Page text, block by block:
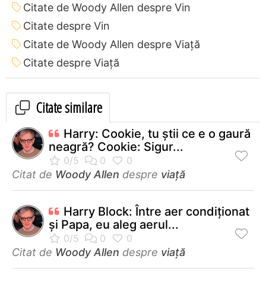
Citate de Woody Allen despre Vin
Citate despre Vin
Citate de Woody Allen despre Viață
Citate despre Viață
Citate similare
Harry: Cookie, tu ştii ce e o gaură
neagră? Cookie: Sigur...
Citat de Woody Allen despre viață
Harry Block: Între aer condiţionat
şi Papa, eu aleg aerul...
Citat de Woody Allen despre viață